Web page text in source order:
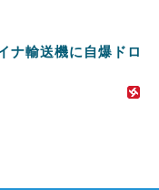
ナ輸送機に自爆ドロ